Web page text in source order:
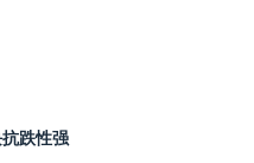
跌性强